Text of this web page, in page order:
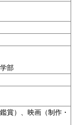
部
賞）、映画（制作・